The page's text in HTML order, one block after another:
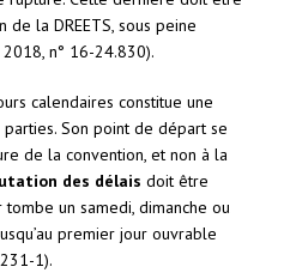
la DREETS, sous peine
2018, n° 16-24.830).
calendaires constitue une
Son point de départ se
de la convention, et non à la
des délais doit être
un samedi, dimanche ou
premier jour ouvrable
1).